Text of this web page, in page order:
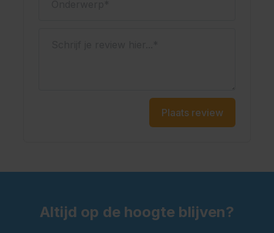
Plaats review
Altijd op de hoogte blijven?